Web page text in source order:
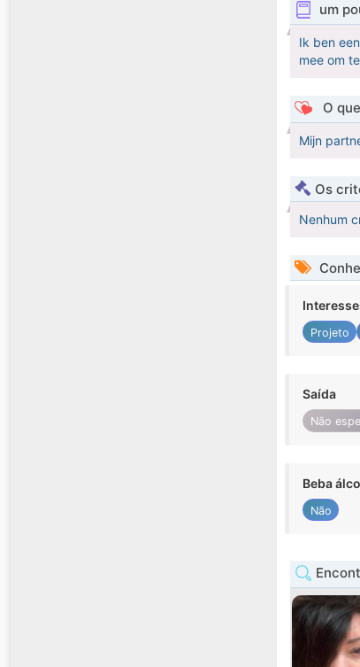
um
Ik ben
mee om
O
Mijn
Os
Nenhum
Projeto
Saída
Não
Beba
Não